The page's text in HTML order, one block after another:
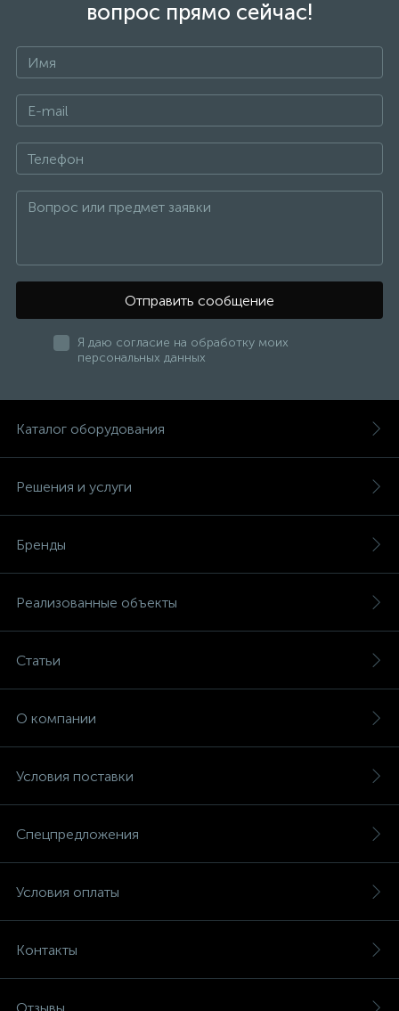
вопрос прямо сейчас!
Отправить сообщение
Я даю согласие на обработку моих
персональных данных
Каталог оборудования
Решения и услуги
Бренды
Реализованные объекты
Статьи
О компании
Условия поставки
Спецпредложения
Условия оплаты
Контакты